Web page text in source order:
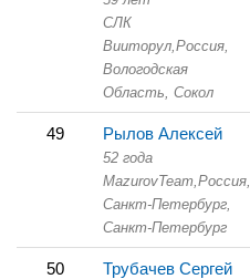
СЛК
Вииторул,Россия,
Вологодская
Область, Сокол
49 Рылов Алексей
52 года
MazurovTeam,Россия,
Санкт-Петербург,
Санкт-Петербург
50 Трубачев Сергей